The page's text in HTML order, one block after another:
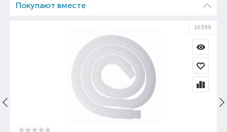
Покупают вместе
10399